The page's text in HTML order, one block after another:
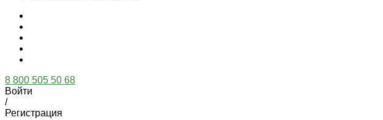
8 800 505 50 68
Войти
/
Регистрация